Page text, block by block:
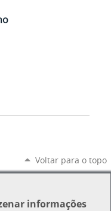
Voltar para o topo
informações